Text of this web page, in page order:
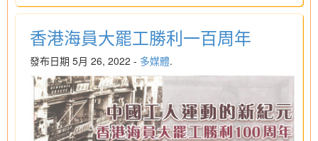
香港海員大罷工勝利一百周年
發布日期 5月 26, 2022 - 多媒體.